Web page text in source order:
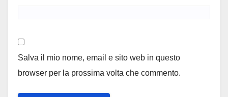
Salva il mio nome, email e sito web in questo
browser per la prossima volta che commento.